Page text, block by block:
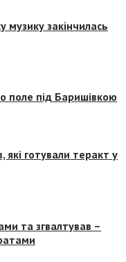
музику закінчилась
поле під Баришівкою
які готували теракт у
та згвалтував –